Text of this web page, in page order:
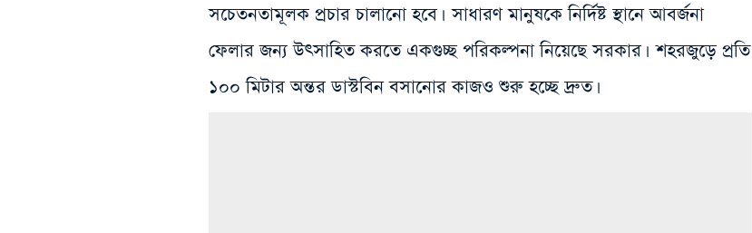
সচেতনতামূলক প্রচার চালানো হবে। সাধারণ মানুষকে নির্দিষ্ট স্থানে আবর্জনা
ফেলার জন্য উৎসাহিত করতে একগুচ্ছ পরিকল্পনা নিয়েছে সরকার। শহরজুড়ে প্রতি
১০০ মিটার অন্তর ডাস্টবিন বসানোর কাজও শুরু হচ্ছে দ্রুত।